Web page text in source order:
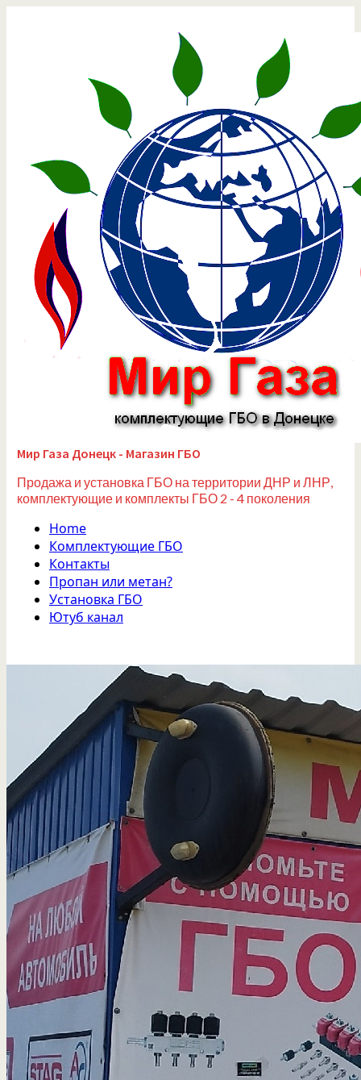
Мир Газа Донецк - Магазин ГБО
Продажа и установка ГБО на территории ДНР и ЛНР,
комплектующие и комплекты ГБО 2 - 4 поколения
Home
Комплектующие ГБО
Контакты
Пропан или метан?
Установка ГБО
Ютуб канал